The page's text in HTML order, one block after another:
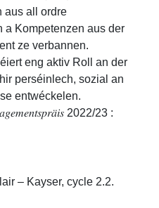
aus all ordre
a Kompetenzen aus der
ze verbannen.
eng aktiv Roll an der
perséinlech, sozial an
entwéckelen.
2022/23 :
– Kayser, cycle 2.2.